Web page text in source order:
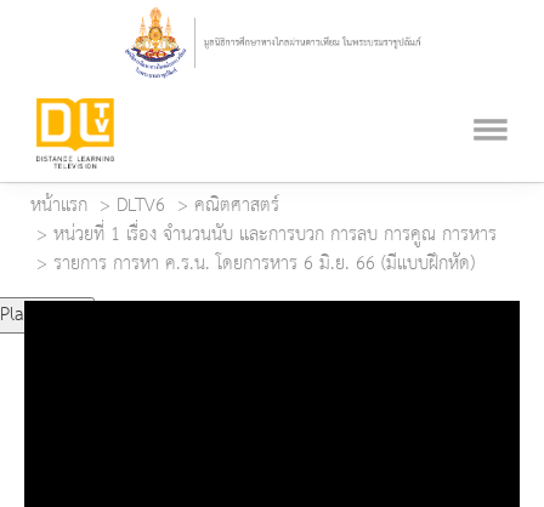
หน้าแรก DLTV6
คณิตศาสตร์
หน่วยที่ 1 เรื่อง จำนวนนับ และการบวก การลบ การคูณ การหาร
รายการ การหา ค.ร.น. โดยการหาร 6 มิ.ย. 66 (มีแบบฝึกหัด)
Play Video